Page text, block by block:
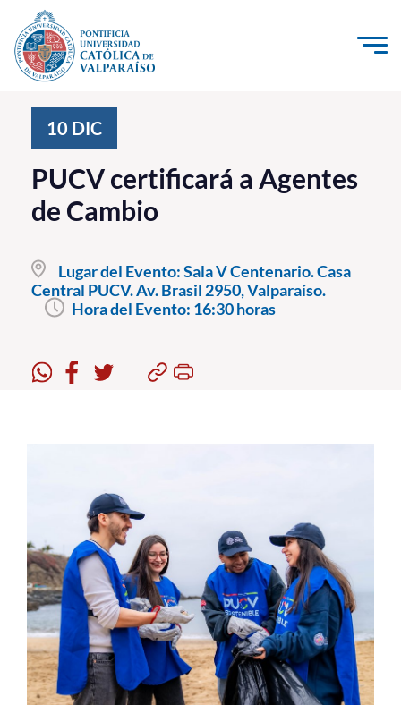
Click acá para ir directamente al contenido
Investigación, Creación e Innovación
PUCV Internacional
Vinculación con el Medio
Admisión
Pregrado
Funcionarios
Alumni
English
10 DIC
PUCV certificará a Agentes
de Cambio
Lugar del Evento:Sala V Centenario. Casa
Central PUCV. Av. Brasil 2950, Valparaíso.
Hora del Evento: 16:30 horas